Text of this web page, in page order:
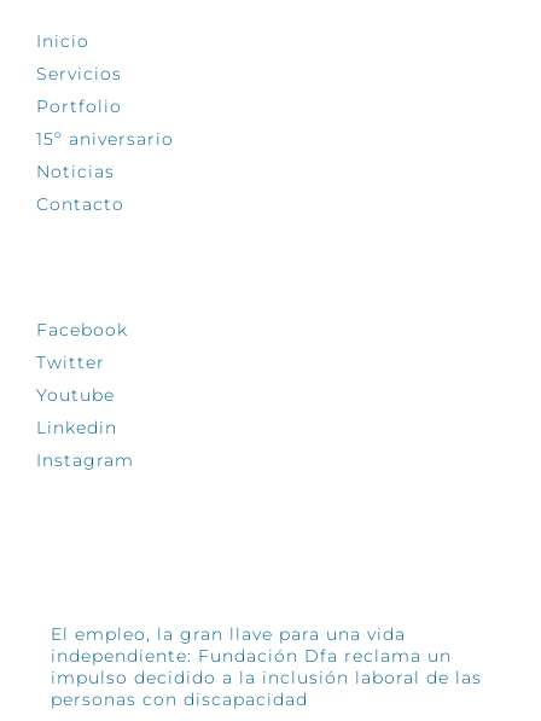
Inicio
Servicios
Portfolio
15º aniversario
Noticias
Contacto
Facebook
Twitter
Youtube
Linkedin
Instagram
El empleo, la gran llave para una vida
independiente: Fundación Dfa reclama un
impulso decidido a la inclusión laboral de las
personas con discapacidad